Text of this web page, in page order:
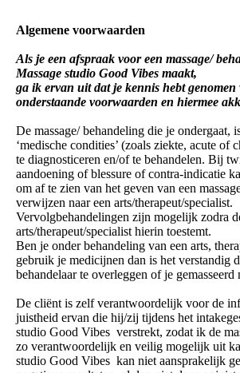
Algemene voorwaarden
Als je een afspraak voor een massage/
Massage studio Good Vibes maakt,
ga ik ervan uit dat je kennis hebt genomen
onderstaande voorwaarden en hiermee
De massage/ behandeling die je ondergaat,
‘medische condities’ (zoals ziekte, acute of
te diagnosticeren en/of te behandelen. Bij
aandoening of blessure of contra-indicatie
om af te zien van het geven van een
verwijzen naar een arts/therapeut/specialist.
Vervolgbehandelingen zijn mogelijk zodra
arts/therapeut/specialist hierin toestemt.
Ben je onder behandeling van een arts,
gebruik je medicijnen dan is het verstandig
behandelaar te overleggen of je gemasseerd
De cliënt is zelf verantwoordelijk voor de
juistheid ervan die hij/zij tijdens het
studio Good Vibes verstrekt, zodat ik de
zo verantwoordelijk en veilig mogelijk uit
studio Good Vibes kan niet aansprakelijk